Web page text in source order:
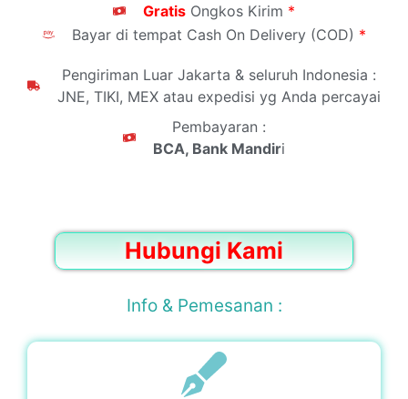
GratisOngkos Kirim *
Bayar di tempat Cash On Delivery (COD) *
Pengiriman Luar Jakarta & seluruh Indonesia :
JNE, TIKI, MEX atau expedisi yg Anda percayai
Pembayaran :
BCA, Bank Mandiri
Hubungi Kami
Info & Pemesanan :